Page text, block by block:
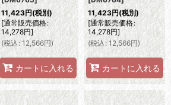
11,423円(税別)
[通常販売価格:
14,278円]
(税込 : 12,566円)
カートに入れる
11,423円(税別)
[通常販売価格:
14,278円]
(税込 : 12,566円)
カートに入れる